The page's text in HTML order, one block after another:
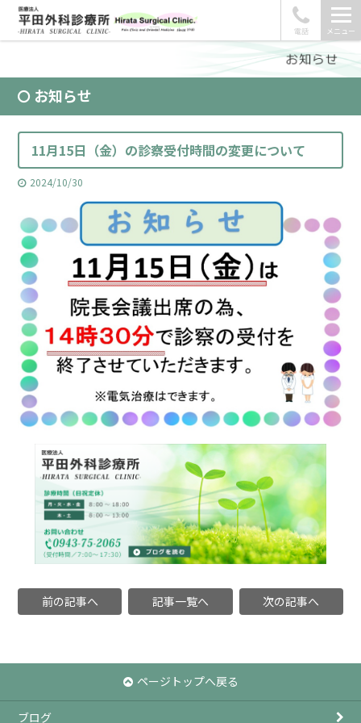
電話 メニュー
お知らせ
11月15日（金）の診察受付時間の変更について
2024/10/30
前の記事へ 記事一覧へ 次の記事へ
ページトップへ戻る
ブログ